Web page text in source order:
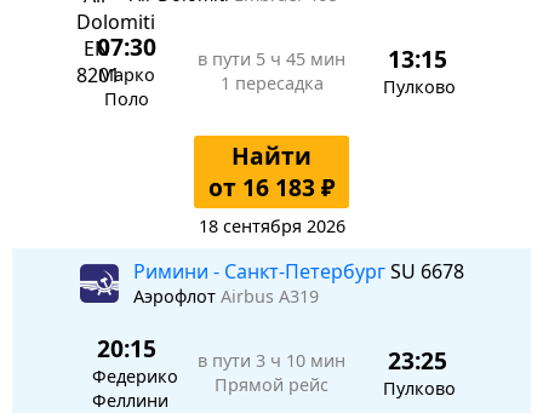
07:30
Марко
Поло
в пути 5 ч 45 мин
1 пересадка
13:15
Пулково
Найти
от 16 183 ₽
18 сентября 2026
Римини - Санкт-ПетербургSU 6678
Аэрофлот Airbus A319
20:15
Федерико
Феллини
в пути 3 ч 10 мин
Прямой рейс
23:25
Пулково